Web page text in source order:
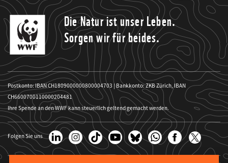
Die Natur ist unser Leben.
Sorgen wir für beides.
Postkonto: IBAN CH1809000000800004703 | Bankkonto: ZKB Zürich, IBAN
CH6600700110000204481
Ihre Spende an den WWF kann steuerlich geltend gemacht werden.
Folgen Sie uns